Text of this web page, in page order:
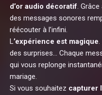
d’or audio décoratif.
des messages sonores
réécouter à l’infini.
L’expérience est magique.
des surprises… Chaque
qui vous replonge
mariage.
Si vous souhaitez capturer